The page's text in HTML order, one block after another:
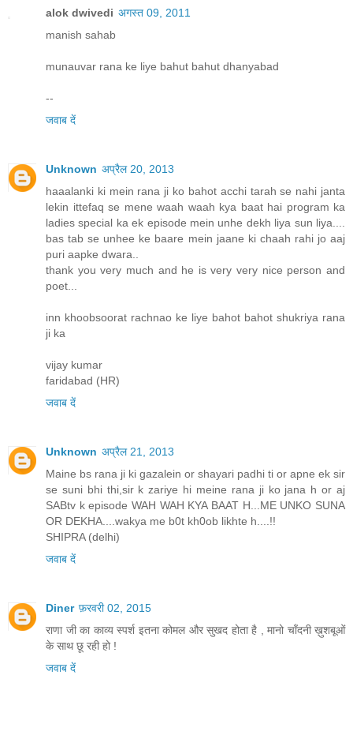
alok dwivedi अगस्त 09, 2011
manish sahab
munauvar rana ke liye bahut bahut dhanyabad
--
जवाब दें
Unknown अप्रैल 20, 2013
haaalanki ki mein rana ji ko bahot acchi tarah se nahi janta
lekin ittefaq se mene waah waah kya baat hai program ka
ladies special ka ek episode mein unhe dekh liya sun liya....
bas tab se unhee ke baare mein jaane ki chaah rahi jo aaj
puri aapke dwara..
thank you very much and he is very very nice person and
poet...
inn khoobsoorat rachnao ke liye bahot bahot shukriya rana
ji ka
vijay kumar
faridabad (HR)
जवाब दें
Unknown अप्रैल 21, 2013
Maine bs rana ji ki gazalein or shayari padhi ti or apne ek sir
se suni bhi thi,sir k zariye hi meine rana ji ko jana h or aj
SABtv k episode WAH WAH KYA BAAT H...ME UNKO SUNA
OR DEKHA....wakya me b0t kh0ob likhte h....!!
SHIPRA (delhi)
जवाब दें
Diner फ़रवरी 02, 2015
राणा जी का काव्य स्पर्श इतना कोमल और सुखद होता है , मानो चाँदनी ख़ुशबूओं
के साथ छू रही हो !
जवाब दें